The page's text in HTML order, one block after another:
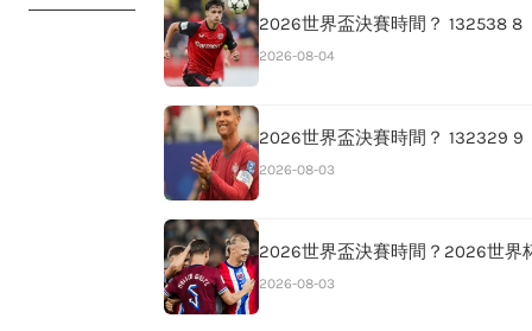
2026世界盃決賽時間？ 132538 8
2026-08-04
2026世界盃決賽時間？ 132329 9
2026-08-03
2026世界盃決賽時間？2026世界
2026-08-03